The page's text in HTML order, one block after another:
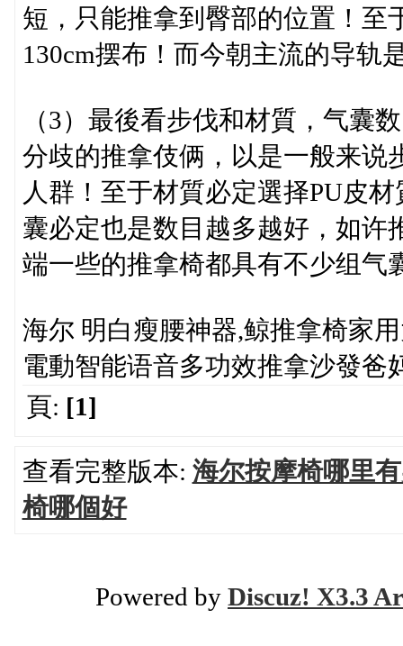
短，只能推拿到臀部的位置！至
130cm摆布！而今朝主流的导轨
（3）最後看步伐和材質，气囊
分歧的推拿伎俩，以是一般来说
人群！至于材質必定選择PU皮
囊必定也是数目越多越好，如许
端一些的推拿椅都具有不少组气
海尔 明白瘦腰神器,鲸推拿椅家
電動智能语音多功效推拿沙發爸
頁: [1]
查看完整版本: 海尔按摩椅哪里
椅哪個好
Powered by Discuz! X3.3